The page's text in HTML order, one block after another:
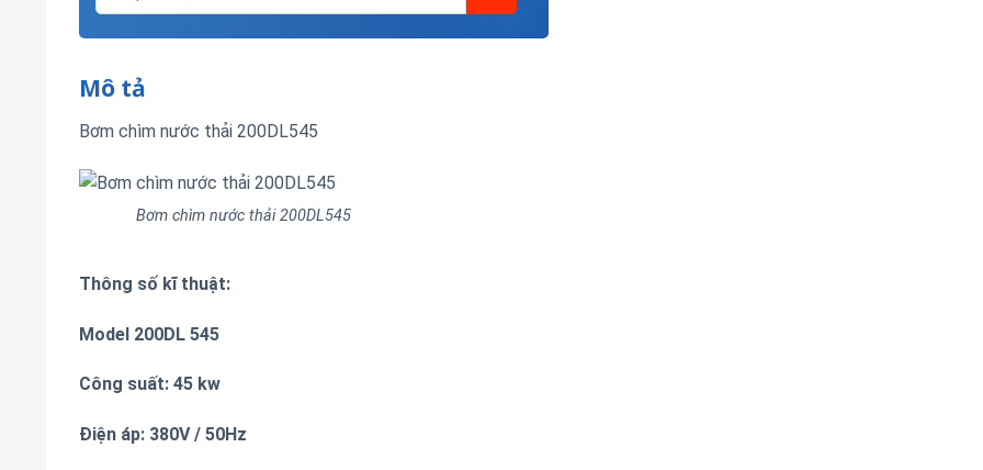
Mô tả
Bơm chìm nước thải 200DL545
Bơm chìm nước thải 200DL545
Thông số kĩ thuật:
Model 200DL 545
Công suất: 45 kw
Điện áp: 380V / 50Hz